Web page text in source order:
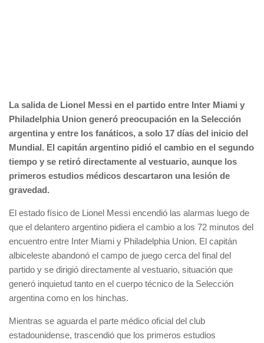
La salida de Lionel Messi en el partido entre Inter Miami y
Philadelphia Union generó preocupación en la Selección
argentina y entre los fanáticos, a solo 17 días del inicio del
Mundial. El capitán argentino pidió el cambio en el segundo
tiempo y se retiró directamente al vestuario, aunque los
primeros estudios médicos descartaron una lesión de
gravedad.
El estado físico de Lionel Messi encendió las alarmas luego de
que el delantero argentino pidiera el cambio a los 72 minutos del
encuentro entre Inter Miami y Philadelphia Union. El capitán
albiceleste abandonó el campo de juego cerca del final del
partido y se dirigió directamente al vestuario, situación que
generó inquietud tanto en el cuerpo técnico de la Selección
argentina como en los hinchas.
Mientras se aguarda el parte médico oficial del club
estadounidense, trascendió que los primeros estudios